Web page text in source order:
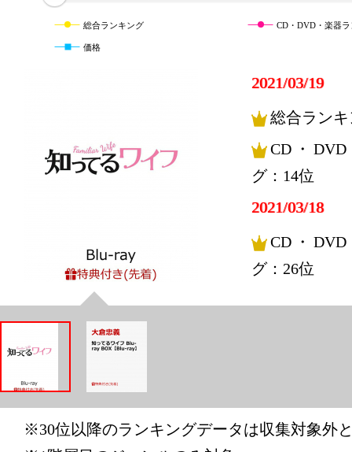
総合ランキング CD・DVD・楽器
価格
2021/03/19
総合ラン
CD・
グ：14位
2021/03/18
CD・
グ：26位
※30位以降のランキングデータは収集対象外